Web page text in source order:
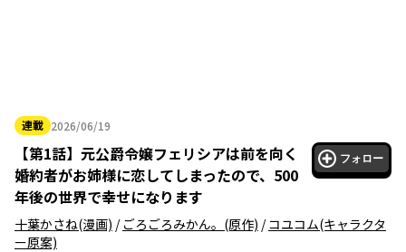
連載 2026/06/19
2026年06月19日
【第1話】 元公爵令嬢フェリシアは前を向く
婚約者がお姉様に恋してしまったので、500
年後の世界で幸せになります
フォロー
十葉かさね(漫画) / ごろごろみかん。 (原作) /コユコム(キャラクタ
ー原案)